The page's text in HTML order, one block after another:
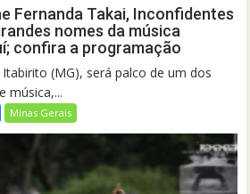
Fernanda Takai, Inconfidentes
nomes da música
confira a programação
(MG), será palco de um dos
música,...
Minas Gerais